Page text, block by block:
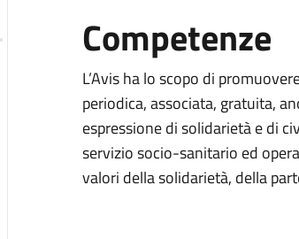
Competenze
L’Avis ha lo scopo di
periodica, associata, gratuita,
espressione di solidarietà e di
servizio socio-sanitario ed
valori della solidarietà, della